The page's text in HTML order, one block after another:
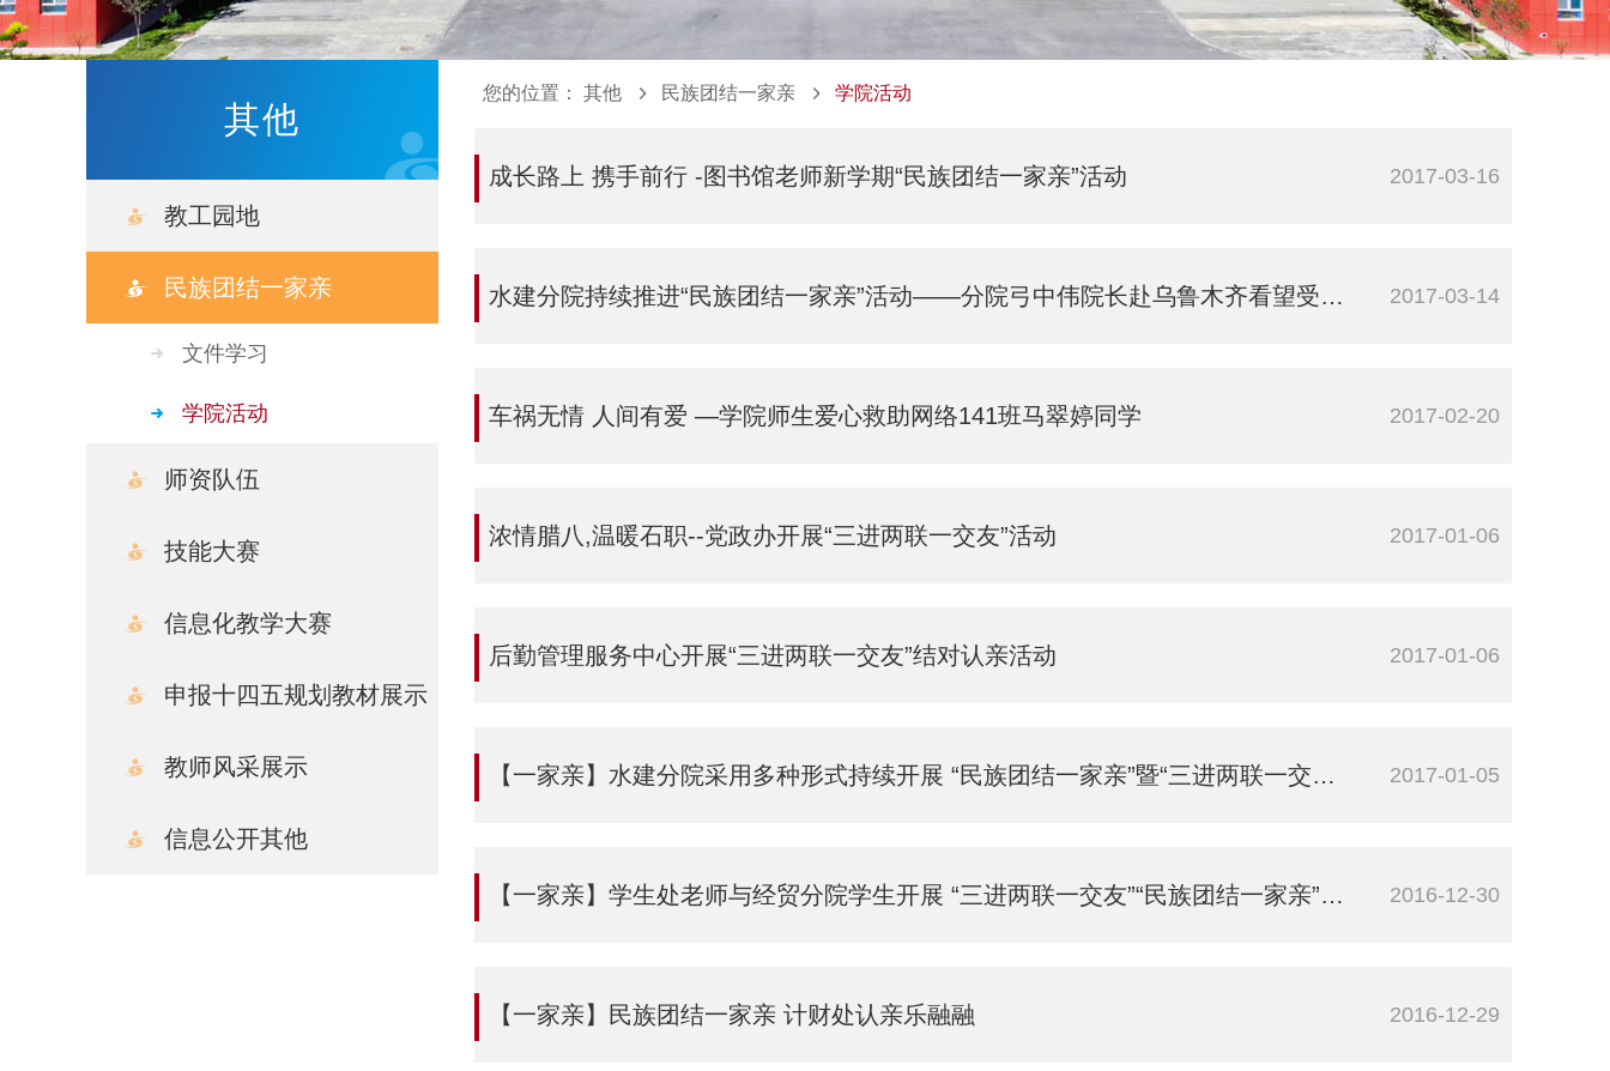
其他
教工园地
民族团结一家亲
文件学习
学院活动
师资队伍
技能大赛
信息化教学大赛
申报十四五规划教材展示
教师风采展示
信息公开其他
您的位置： 其他 民族团结一家亲 学院活动
成长路上 携手前行 -图书馆老师新学期“民族团结一家亲”活动 2017-03-16
水建分院持续推进“民族团结一家亲”活动——分院弓中伟院长赴乌鲁木齐看望受伤民族学生 2017-03-14
车祸无情 人间有爱 —学院师生爱心救助网络141班马翠婷同学 2017-02-20
浓情腊八,温暖石职--党政办开展“三进两联一交友”活动 2017-01-06
后勤管理服务中心开展“三进两联一交友”结对认亲活动 2017-01-06
【一家亲】水建分院采用多种形式持续开展 “民族团结一家亲”暨“三进两联一交友”活动 2017-01-05
【一家亲】学生处老师与经贸分院学生开展 “三进两联一交友”“民族团结一家亲”活动 2016-12-30
【一家亲】民族团结一家亲 计财处认亲乐融融 2016-12-29